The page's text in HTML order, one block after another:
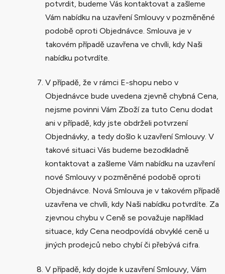
potvrdit, budeme Vás kontaktovat a zašleme
Vám nabídku na uzavření Smlouvy v pozměněné
podobě oproti Objednávce. Smlouva je v
takovém případě uzavřena ve chvíli, kdy Naši
nabídku potvrdíte.
V případě, že v rámci E-shopu nebo v
Objednávce bude uvedena zjevně chybná Cena,
nejsme povinni Vám Zboží za tuto Cenu dodat
ani v případě, kdy jste obdrželi potvrzení
Objednávky, a tedy došlo k uzavření Smlouvy. V
takové situaci Vás budeme bezodkladně
kontaktovat a zašleme Vám nabídku na uzavření
nové Smlouvy v pozměněné podobě oproti
Objednávce. Nová Smlouva je v takovém případě
uzavřena ve chvíli, kdy Naši nabídku potvrdíte. Za
zjevnou chybu v Ceně se považuje například
situace, kdy Cena neodpovídá obvyklé ceně u
jiných prodejců nebo chybí či přebývá cifra.
V případě, kdy dojde k uzavření Smlouvy, Vám